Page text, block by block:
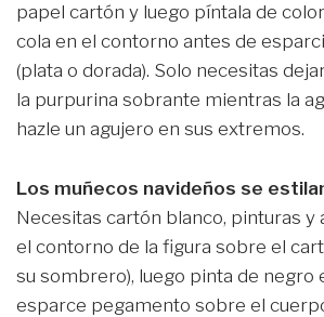
papel cartón y luego píntala de
cola en el contorno antes de
(plata o dorada). Solo necesitas
la purpurina sobrante mientras la
hazle un agujero en sus extremos.
Los muñecos navideños se
Necesitas cartón blanco, pinturas y
el contorno de la figura sobre el
su sombrero), luego pinta de negro
esparce pegamento sobre el